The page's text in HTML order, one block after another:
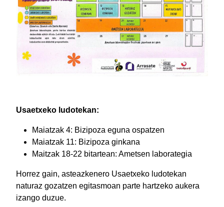
Usaetxeko ludotekan:
Maiatzak 4: Bizipoza eguna ospatzen
Maiatzak 11: Bizipoza ginkana
Maitzak 18-22 bitartean: Ametsen laborategia
Horrez gain, asteazkenero Usaetxeko ludotekan
naturaz gozatzen egitasmoan parte hartzeko aukera
izango duzue.